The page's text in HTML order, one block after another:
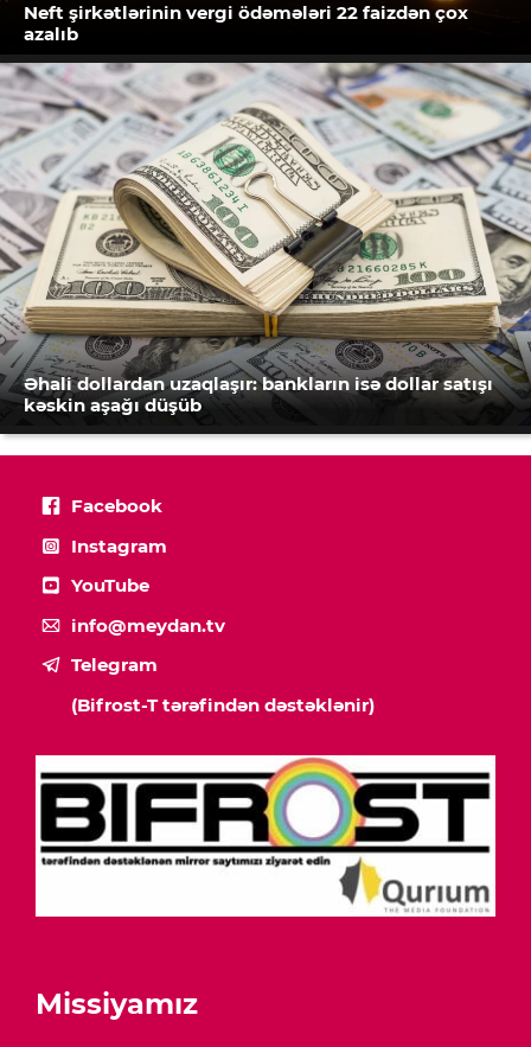
Neft şirkətlərinin vergi ödəmələri 22 faizdən çox
azalıb
Əhali dollardan uzaqlaşır: bankların isə dollar satışı
kəskin aşağı düşüb
Facebook
Instagram
YouTube
info@meydan.tv
Telegram
(Bifrost-T tərəfindən dəstəklənir)
Missiyamız